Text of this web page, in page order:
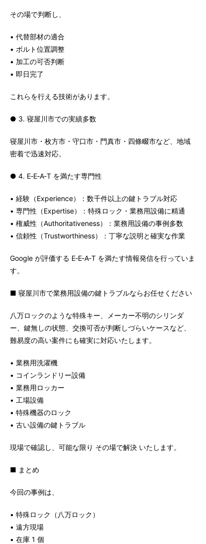
その場で判断し、
• 代替部材の適合
• ボルト位置調整
• 加工の可否判断
• 即日完了
これらを行える技術があります。
● 3. 寝屋川市での実績多数
寝屋川市・枚方市・守口市・門真市・四條畷市など、地域
密着で迅速対応。
● 4. E‑E‑A‑T を満たす専門性
• 経験（Experience）：数千件以上の鍵トラブル対応
• 専門性（Expertise）：特殊ロック・業務用設備に精通
• 権威性（Authoritativeness）：業務用設備の事例多数
• 信頼性（Trustworthiness）：丁寧な説明と確実な作業
Google が評価する E‑E‑A‑T を満たす情報発信を行っていま
す。
■ 寝屋川市で業務用設備の鍵トラブルならお任せください
八万ロックのような特殊キー、メーカー不明のシリンダ
ー、鍵無しの状態、交換可否が判断しづらいケースなど、
難易度の高い案件にも確実に対応いたします。
• 業務用洗濯機
• コインランドリー設備
• 業務用ロッカー
• 工場設備
• 特殊機器のロック
• 古い設備の鍵トラブル
現場で確認し、可能な限り その場で解決 いたします。
■ まとめ
今回の事例は、
• 特殊ロック（八万ロック）
• 遠方現場
• 在庫 1 個